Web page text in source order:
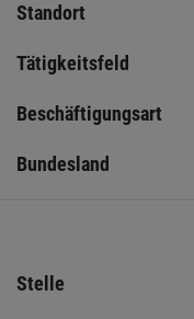
Standort
Tätigkeitsfeld
Beschäftigungsart
Bundesland
Stelle